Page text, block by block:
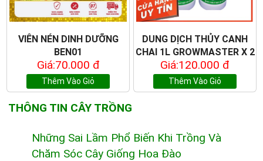
VIÊN NÉN DINH DƯỠNG
BEN01
Giá:70.000 đ
Thêm Vào Giỏ
DUNG DỊCH THỦY CANH
CHAI 1L GROWMASTER X 2
Giá:120.000 đ
Thêm Vào Giỏ
THÔNG TIN CÂY TRỒNG
Những Sai Lầm Phổ Biến Khi Trồng Và
Chăm Sóc Cây Giống Hoa Đào